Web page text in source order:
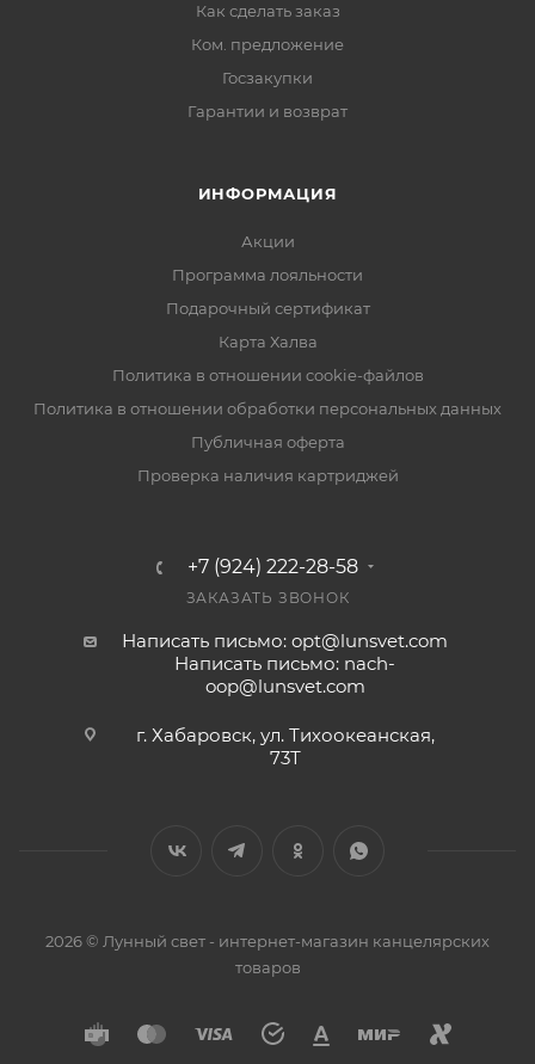
Как сделать заказ
Ком. предложение
Госзакупки
Гарантии и возврат
ИНФОРМАЦИЯ
Акции
Программа лояльности
Подарочный сертификат
Карта Халва
Политика в отношении cookie-файлов
Политика в отношении обработки персональных данных
Публичная оферта
Проверка наличия картриджей
+7 (924) 222-28-58
ЗАКАЗАТЬ ЗВОНОК
Написать письмо: opt@lunsvet.com
Написать письмо: nach-
oop@lunsvet.com
г. Хабаровск, ул. Тихоокеанская,
73Т
2026 © Лунный свет - интернет-магазин канцелярских
товаров